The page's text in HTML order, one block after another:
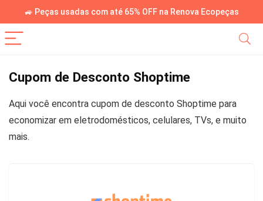
🚙 Peças usadas com até 65% OFF na Renova Ecopeças
Cupom de Desconto Shoptime
Aqui você encontra cupom de desconto Shoptime para
economizar em eletrodomésticos, celulares, TVs, e muito
mais.